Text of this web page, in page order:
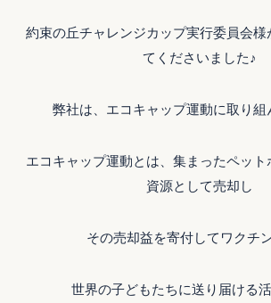
約束の丘チャレンジカップ実行委員会
てくださいました♪
弊社は、エコキャップ運動に取り組
エコキャップ運動とは、集まったペッ
資源として売却し
その売却益を寄付してワクチ
世界の子どもたちに送り届ける